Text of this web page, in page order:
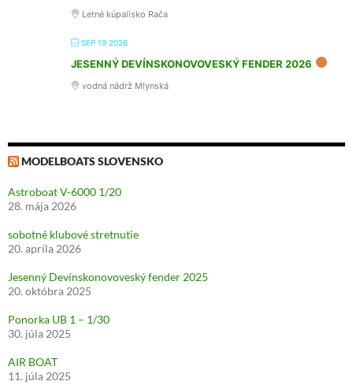
Letné kúpalisko Rača
SEP 19 2026
JESENNÝ DEVÍNSKONOVOVESKÝ FENDER 2026
vodná nádrž Mlynská
MODELBOATS SLOVENSKO
Astroboat V-6000 1/20
28. mája 2026
sobotné klubové stretnutie
20. apríla 2026
Jesenný Devínskonovoveský fender 2025
20. októbra 2025
Ponorka UB 1 – 1/30
30. júla 2025
AIR BOAT
11. júla 2025